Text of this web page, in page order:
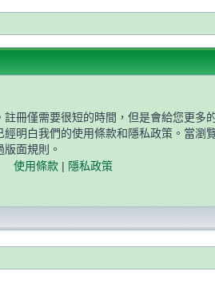
冊僅需要很短的時間，但是會給您更多
經明白我們的使用條款和隱私政策。當瀏
面規則。
使用條款| 隱私政策